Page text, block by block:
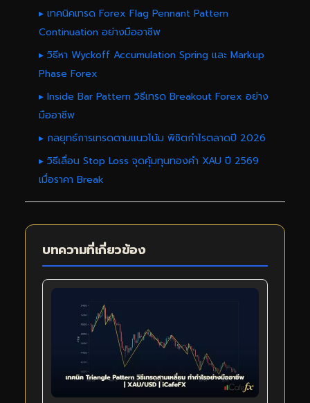
▸ เทคนิคเทรด Forex Flag Pennant Pattern
Continuation อย่างมืออาชีพ
▸ วิธีหา Wyckoff Accumulation Spring และ Markup
Phase Forex
▸ Inside Bar Pattern วิธีเทรด Breakout Forex อย่าง
มืออาชีพ
▸ กลยุทธ์การเทรดตามแนวโน้ม พิชิตกำไรตลาดปี 2026
▸ วิธีเลื่อน Stop Loss จุดคุ้มทุนทองคำ XAU ปี 2569
เมื่อราคา Break
บทความที่เกี่ยวข้อง